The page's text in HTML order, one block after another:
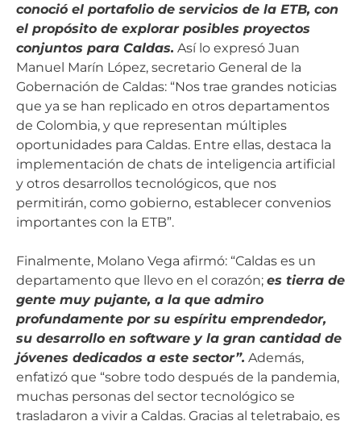
conoció el portafolio de servicios de la ETB, con
el propósito de explorar posibles proyectos
conjuntos para Caldas. Así lo expresó Juan
Manuel Marín López, secretario General de la
Gobernación de Caldas: “Nos trae grandes noticias
que ya se han replicado en otros departamentos
de Colombia, y que representan múltiples
oportunidades para Caldas. Entre ellas, destaca la
implementación de chats de inteligencia artificial
y otros desarrollos tecnológicos, que nos
permitirán, como gobierno, establecer convenios
importantes con la ETB”.
Finalmente, Molano Vega afirmó: “Caldas es un
departamento que llevo en el corazón; es tierra de
gente muy pujante, a la que admiro
profundamente por su espíritu emprendedor,
su desarrollo en software y la gran cantidad de
jóvenes dedicados a este sector”. Además,
enfatizó que “sobre todo después de la pandemia,
muchas personas del sector tecnológico se
trasladaron a vivir a Caldas. Gracias al teletrabajo, es